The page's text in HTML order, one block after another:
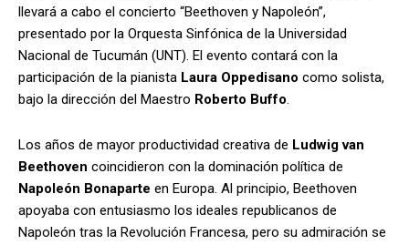
llevará a cabo el concierto “Beethoven y Napoleón”,
presentado por la Orquesta Sinfónica de la Universidad
Nacional de Tucumán (UNT). El evento contará con la
participación de la pianista Laura Oppedisano como solista,
bajo la dirección del Maestro Roberto Buffo.
Los años de mayor productividad creativa de Ludwig van
Beethoven coincidieron con la dominación política de
Napoleón Bonaparte en Europa. Al principio, Beethoven
apoyaba con entusiasmo los ideales republicanos de
Napoleón tras la Revolución Francesa, pero su admiración se